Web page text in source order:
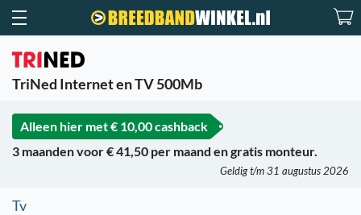
TriNed Internet en TV 500Mb
Alleen hier met€ 10,00 cashback
3 maanden voor € 41,50 per maand en gratis monteur.
Geldig t/m 31 augustus 2026
Tv